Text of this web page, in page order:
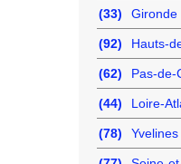
(33) Gironde
(92) Hauts-
(62) Pas-de-
(44) Loire-
(78) Yvelines